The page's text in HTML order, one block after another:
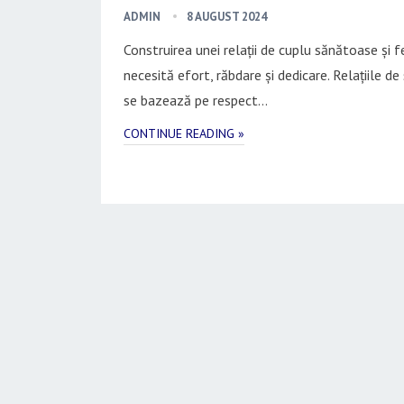
ADMIN 8 AUGUST 2024
Construirea unei relații de cuplu sănătoase și
necesită efort, răbdare și dedicare. Relațiile de
se bazează pe respect…
CONTINUE READING »